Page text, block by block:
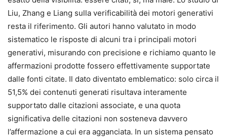
Liu, Zhang e Liang sulla verificabilità dei motori generativi
resta il riferimento. Gli autori hanno valutato in modo
sistematico le risposte di alcuni tra i principali motori
generativi, misurando con precisione e richiamo quanto le
affermazioni prodotte fossero effettivamente supportate
dalle fonti citate. Il dato diventato emblematico: solo circa il
51,5% dei contenuti generati risultava interamente
supportato dalle citazioni associate, e una quota
significativa delle citazioni non sosteneva davvero
l’affermazione a cui era agganciata. In un sistema pensato